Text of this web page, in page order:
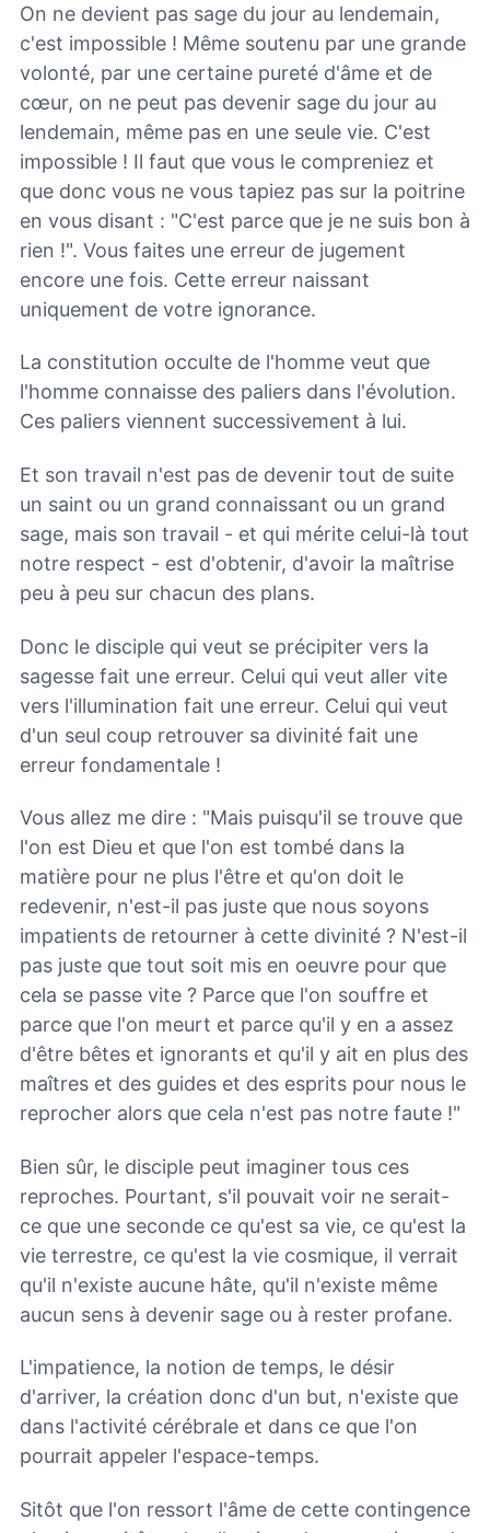
On ne devient pas sage du jour au lendemain,
c'est impossible ! Même soutenu par une grande
volonté, par une certaine pureté d'âme et de
cœur, on ne peut pas devenir sage du jour au
lendemain, même pas en une seule vie. C'est
impossible ! Il faut que vous le compreniez et
que donc vous ne vous tapiez pas sur la poitrine
en vous disant : "C'est parce que je ne suis bon à
rien !". Vous faites une erreur de jugement
encore une fois. Cette erreur naissant
uniquement de votre ignorance.
La constitution occulte de l'homme veut que
l'homme connaisse des paliers dans l'évolution.
Ces paliers viennent successivement à lui.
Et son travail n'est pas de devenir tout de suite
un saint ou un grand connaissant ou un grand
sage, mais son travail - et qui mérite celui-là tout
notre respect - est d'obtenir, d'avoir la maîtrise
peu à peu sur chacun des plans.
Donc le disciple qui veut se précipiter vers la
sagesse fait une erreur. Celui qui veut aller vite
vers l'illumination fait une erreur. Celui qui veut
d'un seul coup retrouver sa divinité fait une
erreur fondamentale !
Vous allez me dire : "Mais puisqu'il se trouve que
l'on est Dieu et que l'on est tombé dans la
matière pour ne plus l'être et qu'on doit le
redevenir, n'est-il pas juste que nous soyons
impatients de retourner à cette divinité ? N'est-il
pas juste que tout soit mis en oeuvre pour que
cela se passe vite ? Parce que l'on souffre et
parce que l'on meurt et parce qu'il y en a assez
d'être bêtes et ignorants et qu'il y ait en plus des
maîtres et des guides et des esprits pour nous le
reprocher alors que cela n'est pas notre faute !"
Bien sûr, le disciple peut imaginer tous ces
reproches. Pourtant, s'il pouvait voir ne serait-
ce que une seconde ce qu'est sa vie, ce qu'est la
vie terrestre, ce qu'est la vie cosmique, il verrait
qu'il n'existe aucune hâte, qu'il n'existe même
aucun sens à devenir sage ou à rester profane.
L'impatience, la notion de temps, le désir
d'arriver, la création donc d'un but, n'existe que
dans l'activité cérébrale et dans ce que l'on
pourrait appeler l'espace-temps.
Sitôt que l'on ressort l'âme de cette contingence